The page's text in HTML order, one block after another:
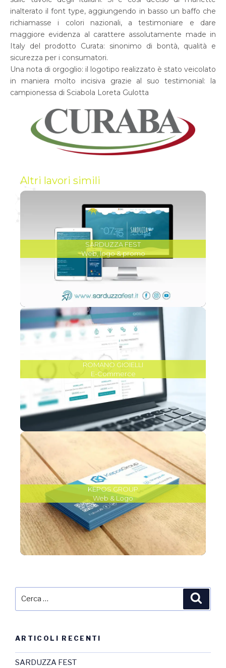
inalterato il font type, aggiungendo in basso un baffo che
richiamasse i colori nazionali, a testimoniare e dare
maggiore evidenza al carattere assolutamente made in
Italy del prodotto Curata: sinonimo di bontà, qualità e
sicurezza per i consumatori.
Una nota di orgoglio: il logotipo realizzato è stato veicolato
in maniera molto incisiva grazie al suo testimonial: la
campionessa di Sciabola Loreta Gulotta
Altri lavori simili
SARDUZZA FEST
Web, logo & promo
ROMANO GIOIELLI
E-Commerce
KEPOS GROUP
Web & Logo
ARTICOLI RECENTI
SARDUZZA FEST